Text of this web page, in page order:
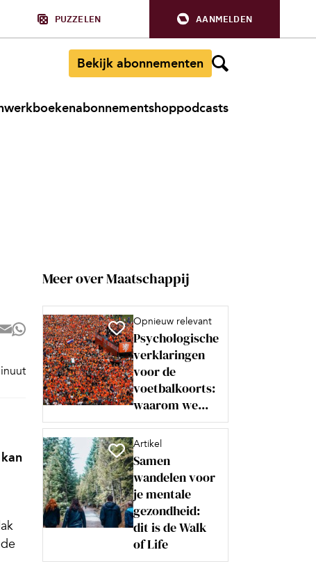
PUZZELEN AANMELDEN
Bekijk abonnementen
werkboekenabonnementshoppodcasts
Meer over Maatschappij
Opnieuw relevant
Psychologische
verklaringen
voor de
voetbalkoorts:
waarom we...
Artikel
Samen
wandelen voor
je mentale
gezondheid:
dit is de Walk
of Life